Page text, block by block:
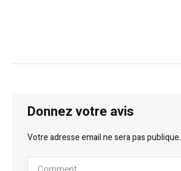
Donnez votre avis
Votre adresse email ne sera pas publique.